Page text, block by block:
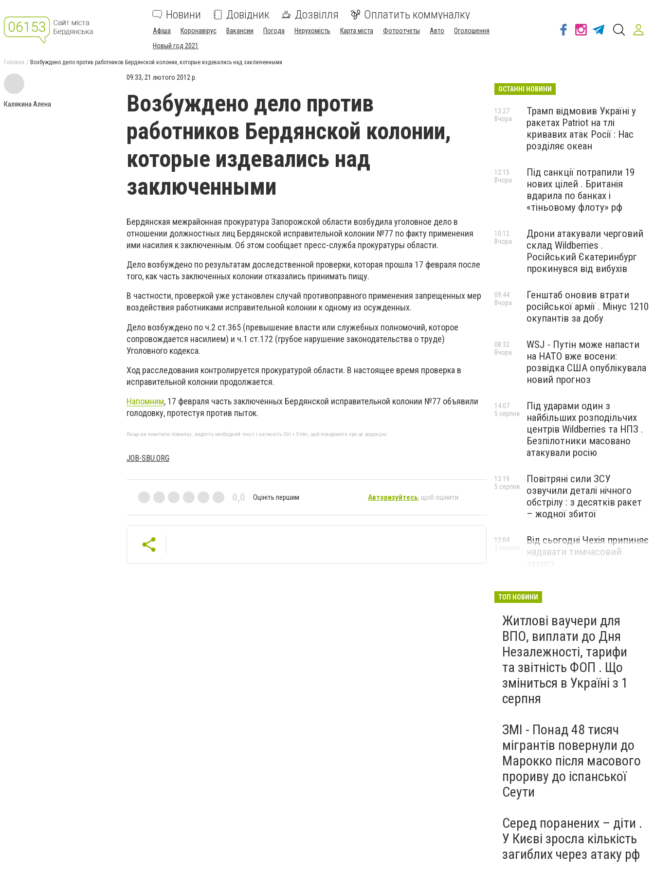
Новини Довідник Дозвілля Оплатить коммуналку
Афіша Коронавірус Вакансии Погода Нерухомість Карта міста Фотоотчеты Авто
Оголошення
Новый год 2021
Головна Возбуждено дело против работников Бердянской колонии, которые издевались над заключенными
Калякина Алена
09:33, 21 лютого 2012 р.
Возбуждено дело против
работников Бердянской колонии,
которые издевались над
заключенными
Бердянская межрайонная прокуратура Запорожской области возбудила уголовное дело в
отношении должностных лиц Бердянской исправительной колонии №77 по факту применения
ими насилия к заключенным. Об этом сообщает пресс-служба прокуратуры области.
Дело возбуждено по результатам доследственной проверки, которая прошла 17 февраля после
того, как часть заключенных колонии отказались принимать пищу.
В частности, проверкой уже установлен случай противоправного применения запрещенных мер
воздействия работниками исправительной колонии к одному из осужденных.
Дело возбуждено по ч.2 ст.365 (превышение власти или служебных полномочий, которое
сопровождается насилием) и ч.1 ст.172 (грубое нарушение законодательства о труде)
Уголовного кодекса.
Ход расследования контролируется прокуратурой области. В настоящее время проверка в
исправительной колонии продолжается.
Напомним, 17 февраля часть заключенных Бердянской исправительной колонии №77 объявили
голодовку, протестуя против пыток.
Якщо ви помітили помилку, виділіть необхідний текст і натисніть Ctrl + Enter, щоб повідомити про це редакцію
JOB-SBU.ORG
0,0 Оцініть першим Авторизуйтесь, щоб оцінити
ОСТАННІ НОВИНИ
Трамп відмовив Україні у
ракетах Patriot на тлі
кривавих атак Росії : Нас
розділяє океан
13:27
Вчора
Під санкції потрапили 19
нових цілей . Британія
вдарила по банках і
«тіньовому флоту» рф
12:15
Вчора
Дрони атакували черговий
склад Wildberries .
Російський Єкатеринбург
прокинувся від вибухів
10:12
Вчора
Генштаб оновив втрати
російської армії . Мінус 1210
окупантів за добу
09:44
Вчора
WSJ - Путін може напасти
на НАТО вже восени:
розвідка США опублікувала
новий прогноз
08:32
Вчора
Під ударами один з
найбільших розподільчих
центрів Wildberries та НПЗ .
Безпілотники масовано
атакували росію
14:07
5 серпня
Повітряні сили ЗСУ
озвучили деталі нічного
обстрілу : з десятків ракет
– жодної збитої
13:19
5 серпня
Від сьогодні Чехія припиняє
надавати тимчасовий
12:04
5 серпня
ТОП НОВИНИ
Житлові ваучери для
ВПО, виплати до Дня
Незалежності, тарифи
та звітність ФОП . Що
зміниться в Україні з 1
серпня
ЗМІ - Понад 48 тисяч
мігрантів повернули до
Марокко після масового
прориву до іспанської
Сеути
Серед поранених – діти .
У Києві зросла кількість
загиблих через атаку рф